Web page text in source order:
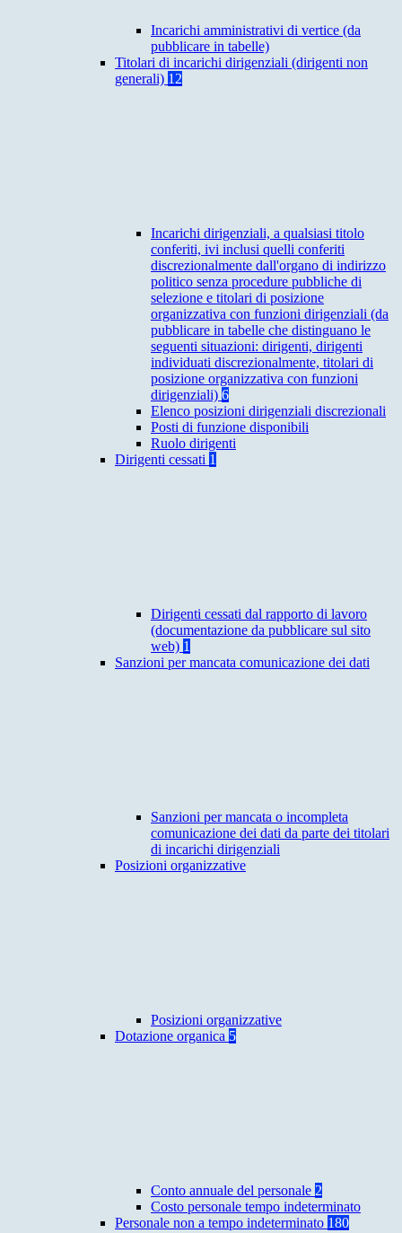
Incarichi amministrativi di vertice (da
pubblicare in tabelle)
Titolari di incarichi dirigenziali (dirigenti non
generali) 12
Incarichi dirigenziali, a qualsiasi titolo
conferiti, ivi inclusi quelli conferiti
discrezionalmente dall'organo di indirizzo
politico senza procedure pubbliche di
selezione e titolari di posizione
organizzativa con funzioni dirigenziali (da
pubblicare in tabelle che distinguano le
seguenti situazioni: dirigenti, dirigenti
individuati discrezionalmente, titolari di
posizione organizzativa con funzioni
dirigenziali) 6
Elenco posizioni dirigenziali discrezionali
Posti di funzione disponibili
Ruolo dirigenti
Dirigenti cessati 1
Dirigenti cessati dal rapporto di lavoro
(documentazione da pubblicare sul sito
web) 1
Sanzioni per mancata comunicazione dei dati
Sanzioni per mancata o incompleta
comunicazione dei dati da parte dei titolari
di incarichi dirigenziali
Posizioni organizzative
Posizioni organizzative
Dotazione organica 5
Conto annuale del personale 2
Costo personale tempo indeterminato
Personale non a tempo indeterminato 180